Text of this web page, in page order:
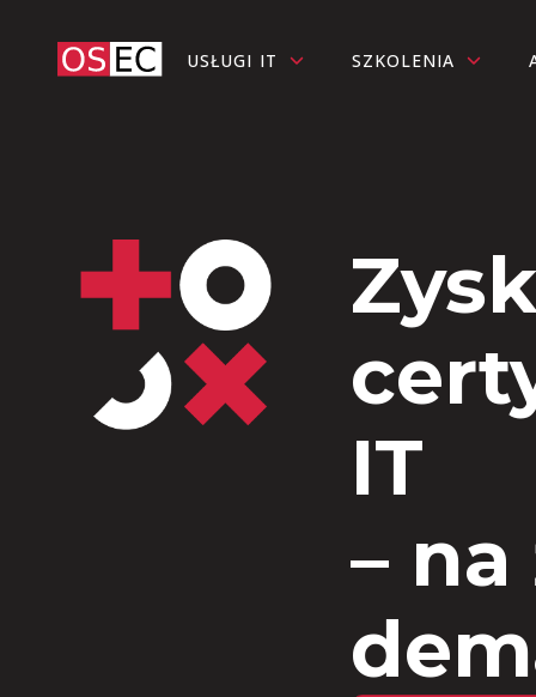
USŁUGI IT SZKOLENIA
IT
–